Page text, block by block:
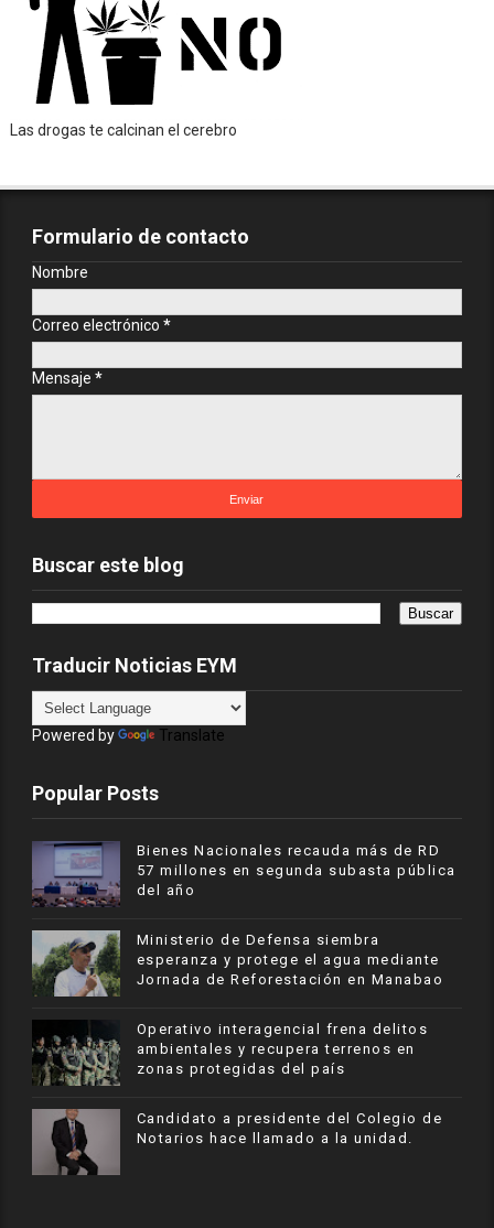
Las drogas te calcinan el cerebro
Formulario de contacto
Nombre
Correo electrónico *
Mensaje *
Buscar este blog
Traducir Noticias EYM
Powered by Translate
Popular Posts
Bienes Nacionales recauda más de RD
57 millones en segunda subasta pública
del año
Ministerio de Defensa siembra
esperanza y protege el agua mediante
Jornada de Reforestación en Manabao
Operativo interagencial frena delitos
ambientales y recupera terrenos en
zonas protegidas del país
Candidato a presidente del Colegio de
Notarios hace llamado a la unidad.